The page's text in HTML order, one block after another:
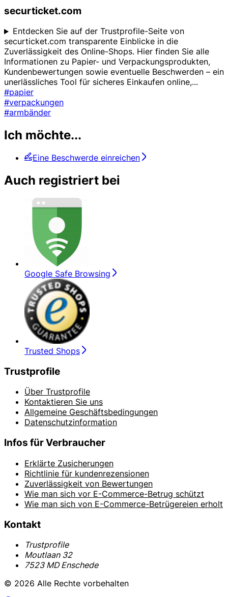
securticket.com
Entdecken Sie auf der Trustprofile-Seite von
securticket.com transparente Einblicke in die
Zuverlässigkeit des Online-Shops. Hier finden Sie alle
Informationen zu Papier- und Verpackungsprodukten,
Kundenbewertungen sowie eventuelle Beschwerden – ein
unerlässliches Tool für sicheres Einkaufen online,...
#papier
#verpackungen
#armbänder
Ich möchte...
Eine Beschwerde einreichen
Auch registriert bei
Google Safe Browsing
Trusted Shops
Trustprofile
Über Trustprofile
Kontaktieren Sie uns
Allgemeine Geschäftsbedingungen
Datenschutzinformation
Infos für Verbraucher
Erklärte Zusicherungen
Richtlinie für kundenrezensionen
Zuverlässigkeit von Bewertungen
Wie man sich vor E-Commerce-Betrug schützt
Wie man sich von E-Commerce-Betrügereien erholt
Kontakt
Trustprofile
Moutlaan 32
7523 MD Enschede
© 2026 Alle Rechte vorbehalten